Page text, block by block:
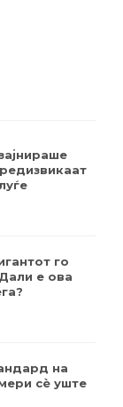
го
е ова
на
​​сè уште